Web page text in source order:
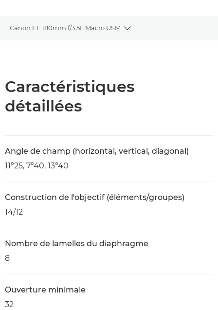
Canon EF 180mm f/3.5L Macro USM
Toggle breadcrumbs
Caractéristiques
détaillées
Angle de champ (horizontal, vertical, diagonal)
11°25, 7°40, 13°40
Construction de l'objectif (éléments/groupes)
14/12
Nombre de lamelles du diaphragme
8
Ouverture minimale
32